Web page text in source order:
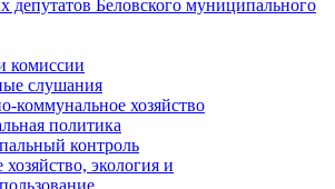
депутатов Беловского муниципального
комиссии
слушания
коммунальное хозяйство
политика
контроль
хозяйство, экология и